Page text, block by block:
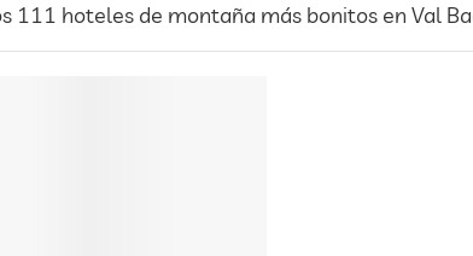
111 hoteles de montaña más bonitos en Val